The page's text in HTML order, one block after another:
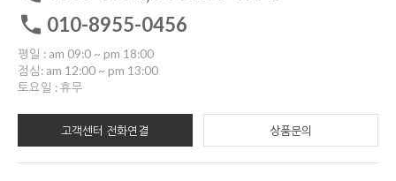
010-8955-0456
평일 : am 09:0 ~ pm 18:00
점심: am 12:00 ~ pm 13:00
토요일 : 휴무
고객센터 전화연결 상품문의